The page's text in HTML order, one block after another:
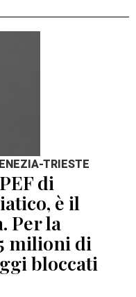
TRIESTE
di
è il
Per la
milioni di
bloccati